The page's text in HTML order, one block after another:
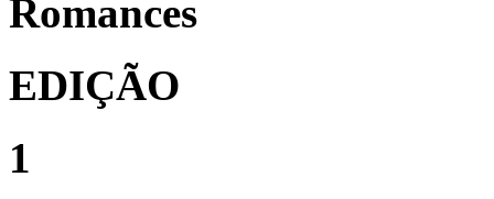
Romances
EDIÇÃO
1